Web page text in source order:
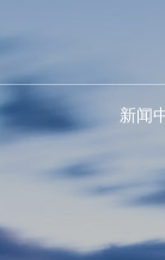
新闻